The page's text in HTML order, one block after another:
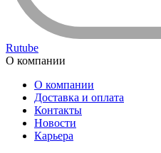
Rutube
О компании
О компании
Доставка и оплата
Контакты
Новости
Карьера